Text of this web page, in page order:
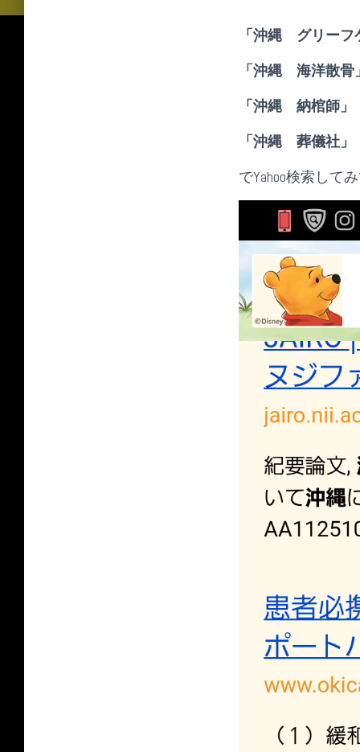
「沖縄 グリーフ
「沖縄 海洋散骨
「沖縄 納棺師」
「沖縄 葬儀社」
でYahoo検索して